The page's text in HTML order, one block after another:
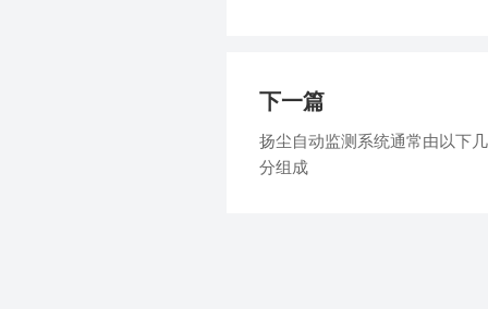
下一篇
扬尘自动监测系统通常由以下
分组成